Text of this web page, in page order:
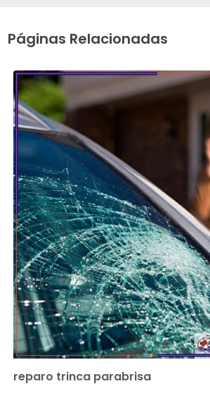
Páginas Relacionadas
reparo trinca parabrisa